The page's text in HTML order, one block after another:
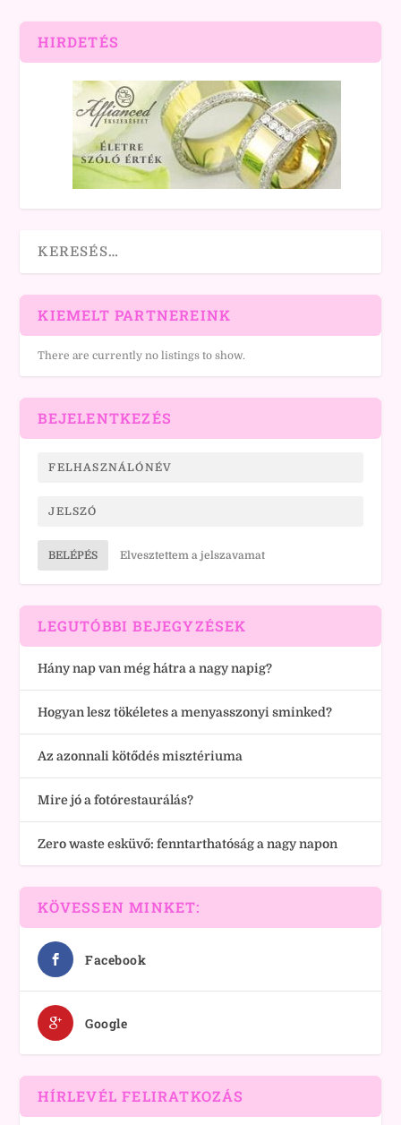
HIRDETÉS
KIEMELT PARTNEREINK
There are currently no listings to show.
BEJELENTKEZÉS
BELÉPÉS Elvesztettem a jelszavamat
LEGUTÓBBI BEJEGYZÉSEK
Hány nap van még hátra a nagy napig?
Hogyan lesz tökéletes a menyasszonyi sminked?
Az azonnali kötődés misztériuma
Mire jó a fotórestaurálás?
Zero waste esküvő: fenntarthatóság a nagy napon
KÖVESSEN MINKET:
Facebook
Google
HÍRLEVÉL FELIRATKOZÁS